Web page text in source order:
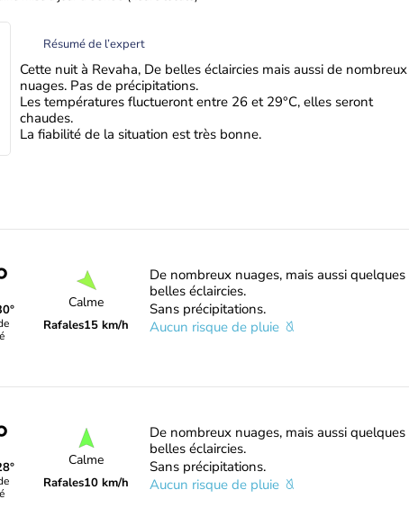
Résumé de l’expert
Cette nuit à Revaha, De belles éclaircies mais aussi de nombreux
nuages. Pas de précipitations.
Les températures fluctueront entre 26 et 29°C, elles seront
chaudes.
La fiabilité de la situation est très bonne.
Calme
Rafales15 km/h
De nombreux nuages, mais aussi quelques
belles éclaircies.
Sans précipitations.
Aucun risque de pluie
Calme
Rafales10 km/h
De nombreux nuages, mais aussi quelques
belles éclaircies.
Sans précipitations.
Aucun risque de pluie